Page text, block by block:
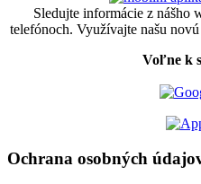
Sledujte informácie z nášho
telefónoch. Využívajte našu novú
Voľne k
Ochrana osobných